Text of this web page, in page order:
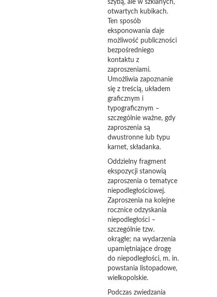
szybą, ale w szklanych,
otwartych kubikach.
Ten sposób
eksponowania daje
możliwość publiczności
bezpośredniego
kontaktu z
zaproszeniami.
Umożliwia zapoznanie
się z treścią, układem
graficznym i
typograficznym –
szczególnie ważne, gdy
zaproszenia są
dwustronne lub typu
karnet, składanka.
Oddzielny fragment
ekspozycji stanowią
zaproszenia o tematyce
niepodległościowej.
Zaproszenia na kolejne
rocznice odzyskania
niepodległości –
szczególnie tzw.
okrągłe; na wydarzenia
upamiętniające drogę
do niepodległości, m. in.
powstania listopadowe,
wielkopolskie.
Podczas zwiedzania